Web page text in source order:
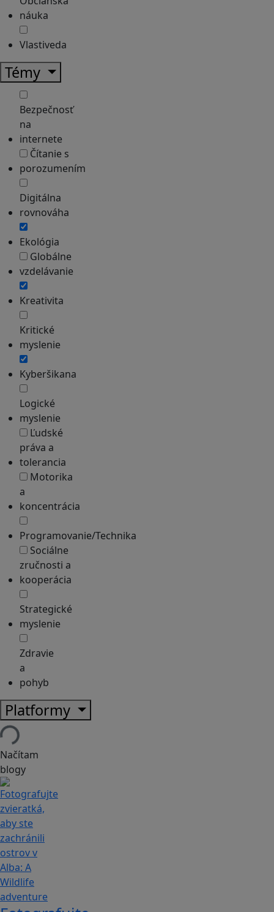
náuka
Vlastiveda
Témy
Bezpečnosť
na
internete
Čítanie s
porozumením
Digitálna
rovnováha
Ekológia
Globálne
vzdelávanie
Kreativita
Kritické
myslenie
Kyberšikana
Logické
myslenie
Ľudské
práva a
tolerancia
Motorika
a
koncentrácia
Programovanie/Technika
Sociálne
zručnosti a
kooperácia
Strategické
myslenie
Zdravie
a
pohyb
Platformy
Načítam
blogy